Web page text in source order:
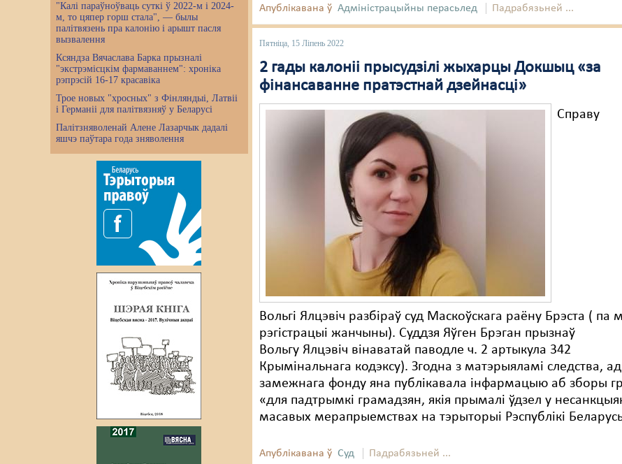
"Калі параўноўваць суткі ў 2022-м і 2024-
м, то цяпер горш стала", — былы
палітвязень пра калонію і арышт пасля
вызвалення
Ксяндза Вячаслава Барка прызналі
"экстрэмісцкім фармаваннем": хроніка
рэпрэсій 16-17 красавіка
Трое новых "хросных" з Фінляндыі, Латвіі
і Германіі для палітвязняў у Беларусі
Палітзняволенай Алене Лазарчык дадалі
яшчэ паўтара года зняволення
Апублікавана ў Адміністрацыйны перасьлед Падрабязьней ...
Пятніца, 15 Ліпень 2022
2 гады калоніі прысудзілі жыхарцы Докшыц «за
фінансаванне пратэстнай дзейнасці»
Справу
Вольгі Ялцэвіч разбіраў суд Маскоўскага раёну Брэста ( па
рэгістрацыі жанчыны). Суддзя Яўген Брэган прызнаў
Вольгу Ялцэвіч вінаватай паводле ч. 2 артыкула 342
Крымінальнага кодэксу). Згодна з матэрыяламі следства,
замежнага фонду яна публікавала інфармацыю аб зборы
«для падтрымкі грамадзян, якія прымалі ўдзел у
масавых мерапрыемствах на тэрыторыі Рэспублікі
Апублікавана ў Суд Падрабязьней ...